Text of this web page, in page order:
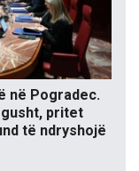
në Pogradec.
pritet
të ndryshojë